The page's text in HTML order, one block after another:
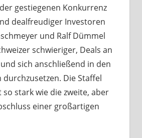
gestiegenen Konkurrenz
dealfreudiger Investoren
und Ralf Dümmel
schwieriger, Deals an
sich anschließend in den
Die Staffel
stark wie die zweite, aber
einer großartigen